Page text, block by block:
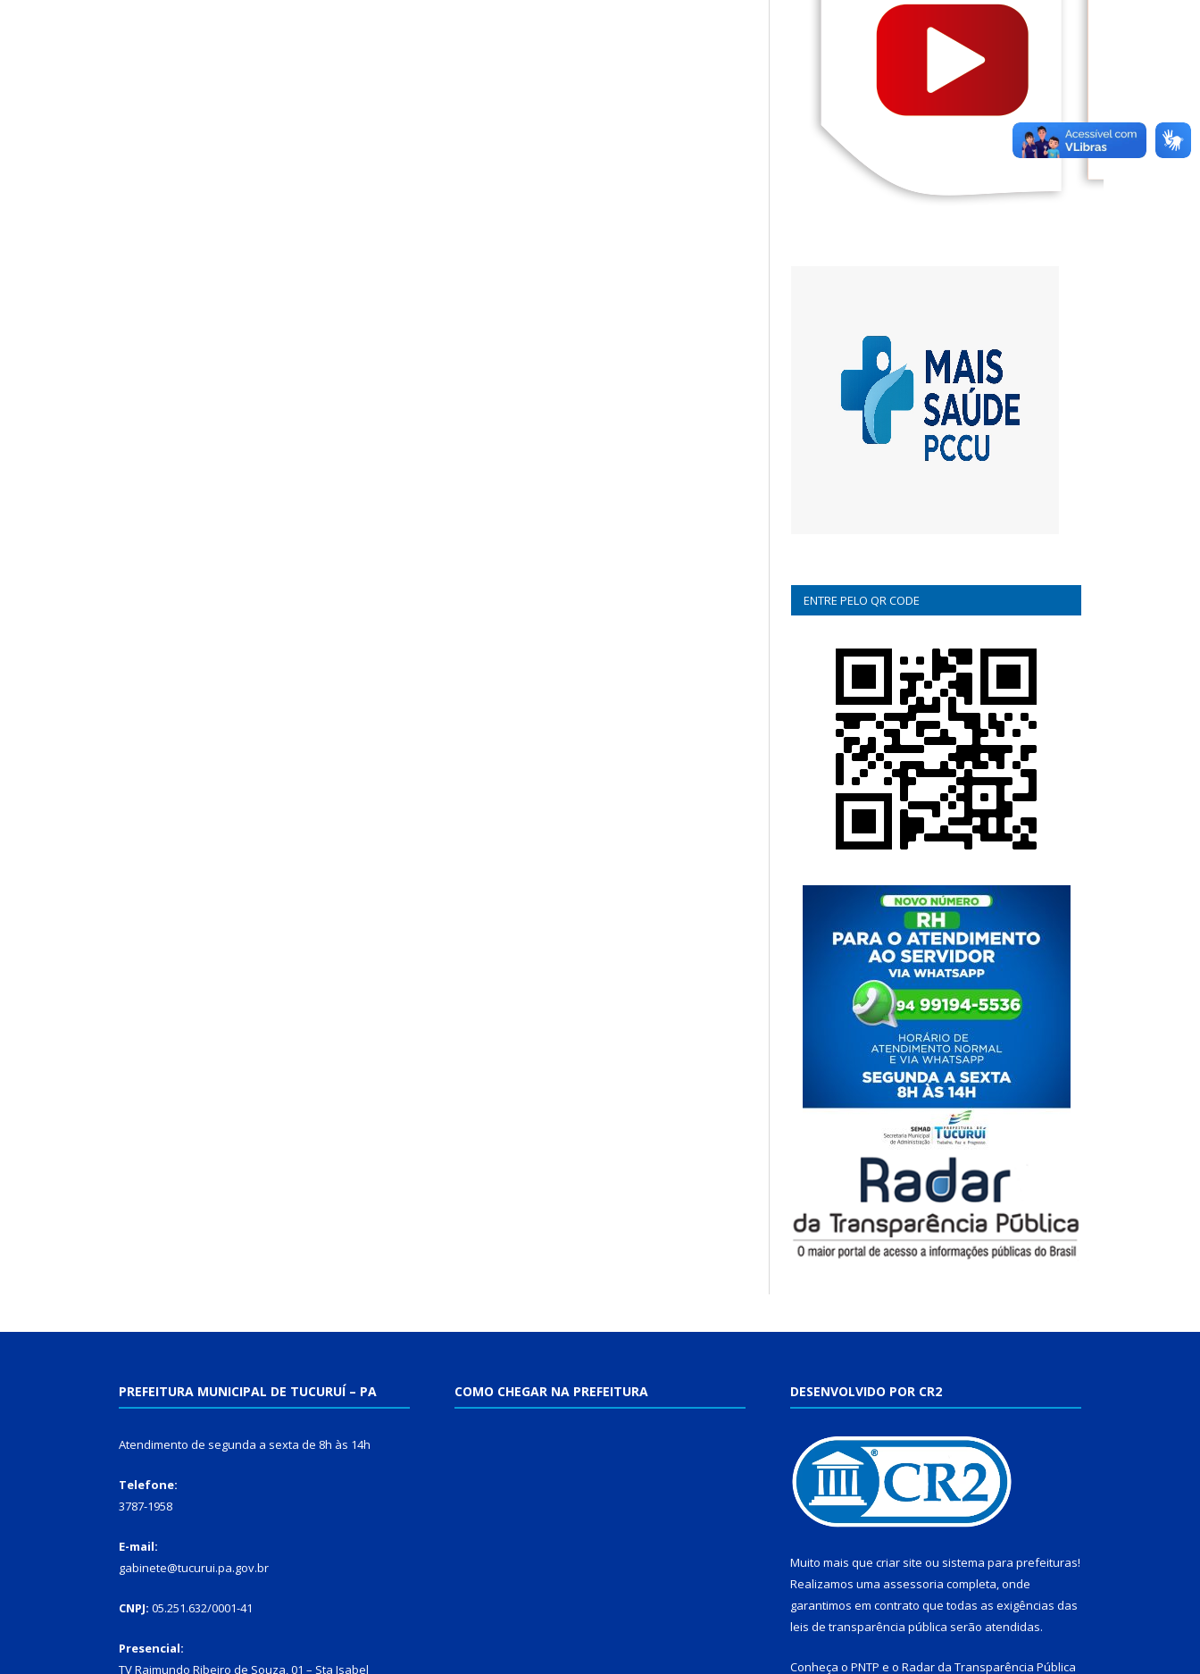
ENTRE PELO QR CODE
PREFEITURA MUNICIPAL DE TUCURUÍ – PA
Atendimento de segunda a sexta de 8h às 14h
Telefone:
3787-1958
E-mail:
gabinete@tucurui.pa.gov.br
CNPJ: 05.251.632/0001-41
Presencial:
TV Raimundo Ribeiro de Souza, 01 – Sta Isabel
COMO CHEGAR NA PREFEITURA DESENVOLVIDO POR CR2
Muito mais que criar site ou sistema para prefeituras!
Realizamos uma assessoria completa, onde
garantimos em contrato que todas as exigências das
leis de transparência pública serão atendidas.
Conheça o PNTP e o Radar da Transparência Pública